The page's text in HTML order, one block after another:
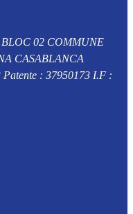
02 COMMUNE
CASABLANCA
: 37950173 I.F :